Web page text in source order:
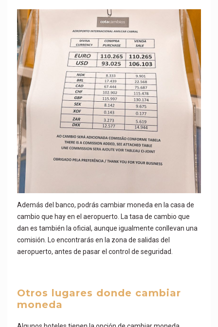
Además del banco, podrás cambiar moneda en la casa de
cambio que hay en el aeropuerto. La tasa de cambio que
dan es también la oficial, aunque igualmente conllevan una
comisión. Lo encontrarás en la zona de salidas del
aeropuerto, antes de pasar el control de seguridad.
Otros lugares donde cambiar
moneda